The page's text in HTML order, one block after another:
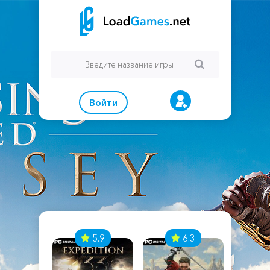
Войти
5.9 6.3